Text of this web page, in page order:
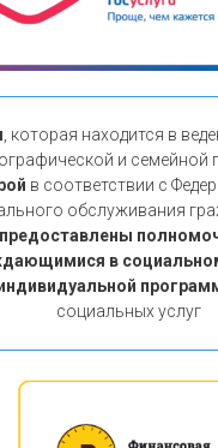
, которая находится в
и семейной
в соответствии с
обслуживания
предоставлены
в
социальных услуг